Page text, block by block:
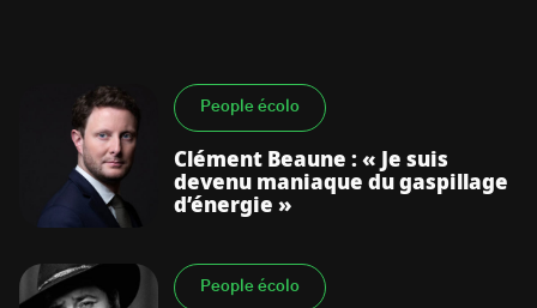
People écolo
Clément Beaune : « Je suis
devenu maniaque du gaspillage
d’énergie »
People écolo